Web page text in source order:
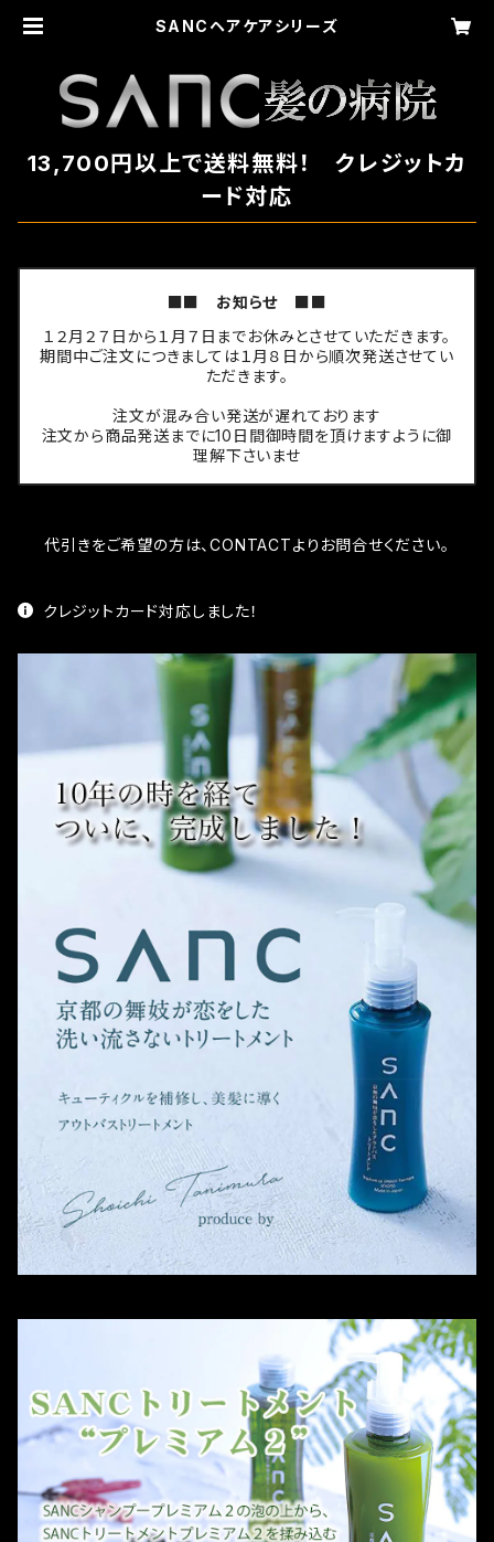
SANCヘアケアシリーズ
13,700円以上で送料無料！ クレジットカ
ード対応
■■ お知らせ ■■
１２月２７日から１月７日までお休みとさせていただきます。
期間中ご注文につきましては１月８日から順次発送させてい
ただきます。
注文が混み合い発送が遅れております
注文から商品発送までに10日間御時間を頂けますように御
理解下さいませ
代引きをご希望の方は、CONTACTよりお問合せください。
クレジットカード対応しました！